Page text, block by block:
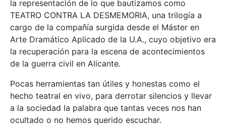
la representación de lo que bautizamos como
TEATRO CONTRA LA DESMEMORIA, una trilogía a
cargo de la compañía surgida desde el Máster en
Arte Dramático Aplicado de la U.A., cuyo objetivo era
la recuperación para la escena de acontecimientos
de la guerra civil en Alicante.
Pocas herramientas tan útiles y honestas como el
hecho teatral en vivo, para derrotar silencios y llevar
a la sociedad la palabra que tantas veces nos han
ocultado o no hemos querido escuchar.